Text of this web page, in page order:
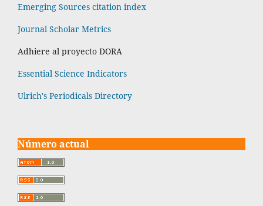
Emerging Sources citation index
Journal Scholar Metrics
Adhiere al proyecto DORA
Essential Science Indicators
Ulrich's Periodicals Directory
Número actual